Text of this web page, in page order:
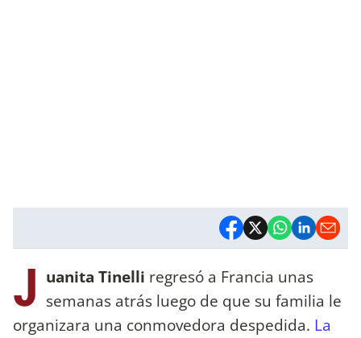
J uanita Tinelli regresó a Francia unas
semanas atrás luego de que su familia le
organizara una conmovedora despedida. La